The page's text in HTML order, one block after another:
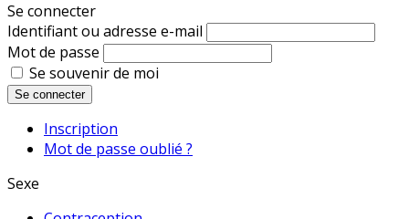
Se connecter
Identifiant ou adresse e-mail
Mot de passe
Se souvenir de moi
Se connecter
Inscription
Mot de passe oublié ?
Sexe